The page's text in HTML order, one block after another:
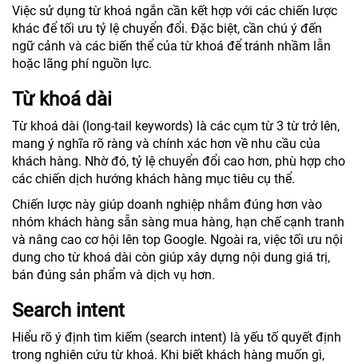
Việc sử dụng từ khoá ngắn cần kết hợp với các chiến lược
khác để tối ưu tỷ lệ chuyển đổi. Đặc biệt, cần chú ý đến
ngữ cảnh và các biến thể của từ khoá để tránh nhầm lẫn
hoặc lãng phí nguồn lực.
Từ khoá dài
Từ khoá dài (long-tail keywords) là các cụm từ 3 từ trở lên,
mang ý nghĩa rõ ràng và chính xác hơn về nhu cầu của
khách hàng. Nhờ đó, tỷ lệ chuyển đổi cao hơn, phù hợp cho
các chiến dịch hướng khách hàng mục tiêu cụ thể.
Chiến lược này giúp doanh nghiệp nhắm đúng hơn vào
nhóm khách hàng sẵn sàng mua hàng, hạn chế cạnh tranh
và nâng cao cơ hội lên top Google. Ngoài ra, việc tối ưu nội
dung cho từ khoá dài còn giúp xây dựng nội dung giá trị,
bán đúng sản phẩm và dịch vụ hơn.
Search intent
Hiểu rõ ý định tìm kiếm (search intent) là yếu tố quyết định
trong nghiên cứu từ khoá. Khi biết khách hàng muốn gì,